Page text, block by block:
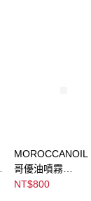
MOROCCANOIL
哥優油噴霧
Moroccanoil
NT$800